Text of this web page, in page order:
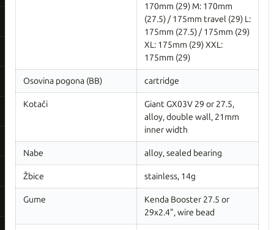
170mm (29) M: 170mm
(27.5) / 175mm travel (29) L:
175mm (27.5) / 175mm (29)
XL: 175mm (29) XXL:
175mm (29)
Osovina pogona (BB) cartridge
Kotači
Giant GX03V 29 or 27.5,
alloy, double wall, 21mm
inner width
Nabe alloy, sealed bearing
Žbice stainless, 14g
Gume
Kenda Booster 27.5 or
29x2.4", wire bead